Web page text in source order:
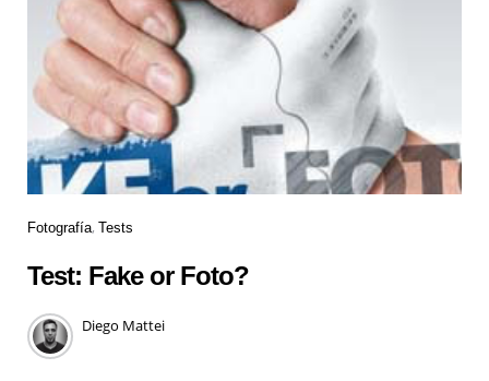
Fotografía Tests
Test: Fake or Foto?
Diego Mattei